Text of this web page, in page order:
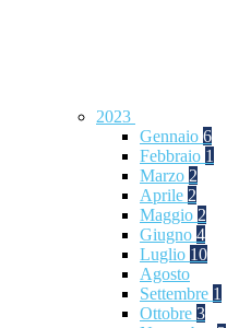
2023
Gennaio 6
Febbraio 1
Marzo 2
Aprile 2
Maggio 2
Giugno 4
Luglio 10
Agosto
Settembre 1
Ottobre 3